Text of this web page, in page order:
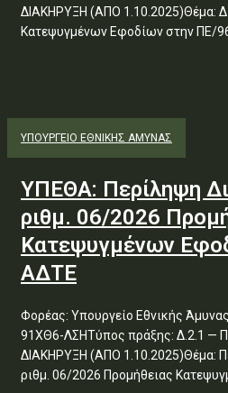
ΔΙΑΚΗΡΥΞΗ (ΑΠΟ 1.10.2025)Θέμα:
Κατεψυγμένων Εφοδίων στην ΠΕ/
ΥΠΟΥΡΓΕΊΟ ΕΘΝΙΚΉΣ ΆΜΥΝΑΣ
ΥΠΕΘΑ: Περίληψη
ριθμ. 06/2026
Κατεψυγμένων
ΑΔΤΕ
Φορέας: Υπουργείο Εθνικής
91ΧΘ6-ΛΣΗΤύπος πράξης: Δ.2.1 —
ΔΙΑΚΗΡΥΞΗ (ΑΠΟ 1.10.2025)Θέμα:
ριθμ. 06/2026 Προμήθειας